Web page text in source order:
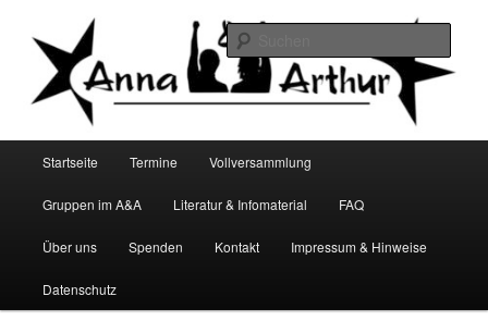
primären
springenAnna&Arthur
Startseite Termine Vollversammlung
Gruppen im A&A Literatur & Infomaterial FAQ
Über uns Spenden Kontakt Impressum & Hinweise
Datenschutz